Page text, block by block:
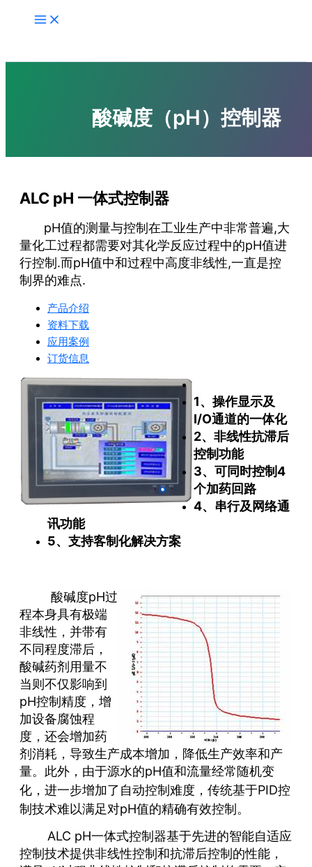
容
酸碱度（pH）控制器
ALC pH 一体式控制器
pH值的测量与控制在工业生产中非常普遍,大
量化工过程都需要对其化学反应过程中的pH值进
行控制.而pH值中和过程中高度非线性,一直是控
制界的难点.
产品介绍
资料下载
应用案例
订货信息
1、操作显示及
I/O通道的一体化
2、非线性抗滞后
控制功能
3、可同时控制4
个加药回路
4、串行及网络通
讯功能
5、支持客制化解决方案
酸碱度pH过
程本身具有极端
非线性，并带有
不同程度滞后，
酸碱药剂用量不
当则不仅影响到
pH控制精度，增
加设备腐蚀程
度，还会增加药
剂消耗，导致生产成本增加，降低生产效率和产
量。此外，由于源水的pH值和流量经常随机变
化，进一步增加了自动控制难度，传统基于PID控
制技术难以满足对pH值的精确有效控制。
ALC pH一体式控制器基于先进的智能自适应
控制技术提供非线性控制和抗滞后控制的性能，